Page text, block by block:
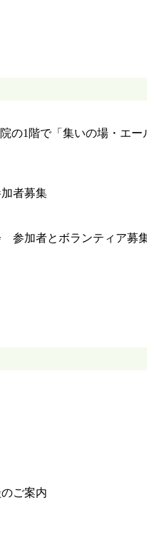
レー83
1階で「集いの場・エー
者募集
参加者とボランティア募
ご案内